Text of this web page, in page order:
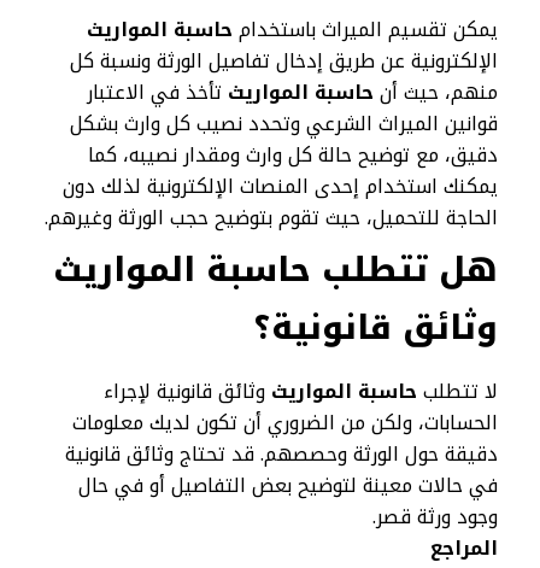
يمكن تقسيم الميراث باستخدامحاسبة المواريث
الإلكترونية عن طريق إدخال تفاصيل الورثة ونسبة كل
منهم، حيث أنحاسبة المواريث تأخذ في الاعتبار
قوانين الميراث الشرعي وتحدد نصيب كل وارث بشكل
دقيق، مع توضيح حالة كل وارث ومقدار نصيبه، كما
يمكنك استخدام إحدى المنصات الإلكترونية لذلك دون
الحاجة للتحميل، حيث تقوم بتوضيح حجب الورثة وغيرهم.
هل تتطلب حاسبة المواريث
وثائق قانونية؟
لا تتطلبحاسبة المواريثوثائق قانونية لإجراء
الحسابات، ولكن من الضروري أن تكون لديك معلومات
دقيقة حول الورثة وحصصهم. قد تحتاج وثائق قانونية
في حالات معينة لتوضيح بعض التفاصيل أو في حال
وجود ورثة قصر.
المراجع